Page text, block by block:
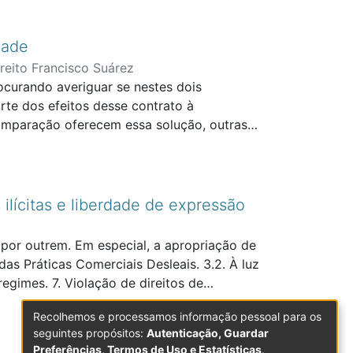
Francisco Suárez
averiguar se nestes dois
dos efeitos desse contrato à
oferecem essa solução, outras
que sucede à cláusula e ao contrato?
não verificação e impossibilidade da
é mais preciso, aparentemente
da condição é mais rígido e perante
e liberdade de expressão
outrem. Em especial, a apropriação de
Práticas Comerciais Desleais. 3.2. À luz
7. Violação de direitos de
na divulgação de factos verdadeiros ou
8. Nota final.
Recolhemos e processamos informação pessoal para os
seguintes propósitos: Autenticação, Guardar
Preferências, Termos de Uso e Estatísticas.